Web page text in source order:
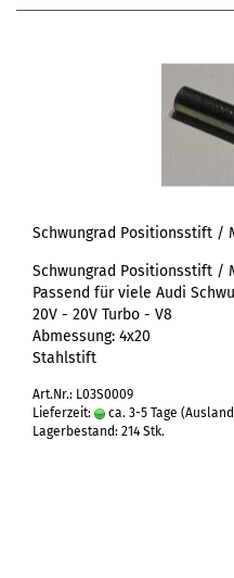
Schwungrad Positionsstift /
Schwungrad Positionsstift /
Passend für viele Audi
20V - 20V Turbo - V8
Abmessung: 4x20
Stahlstift
Art.Nr.: L03S0009
Lieferzeit:
ca. 3-5 Tage
Lagerbestand: 214 Stk.